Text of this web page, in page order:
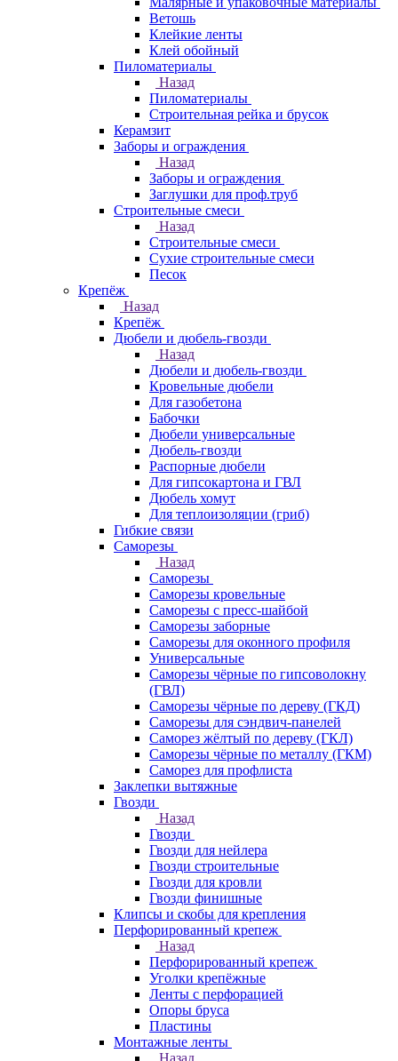
Ветошь
Клейкие ленты
Клей обойный
Пиломатериалы
Назад
Пиломатериалы
Строительная рейка и брусок
Керамзит
Заборы и ограждения
Назад
Заборы и ограждения
Заглушки для проф.труб
Строительные смеси
Назад
Строительные смеси
Сухие строительные смеси
Песок
Крепёж
Назад
Крепёж
Дюбели и дюбель-гвозди
Назад
Дюбели и дюбель-гвозди
Кровельные дюбели
Для газобетона
Бабочки
Дюбели универсальные
Дюбель-гвозди
Распорные дюбели
Для гипсокартона и ГВЛ
Дюбель хомут
Для теплоизоляции (гриб)
Гибкие связи
Саморезы
Назад
Саморезы
Саморезы кровельные
Саморезы с пресс-шайбой
Саморезы заборные
Саморезы для оконного профиля
Универсальные
Саморезы чёрные по гипсоволокну
(ГВЛ)
Саморезы чёрные по дереву (ГКД)
Саморезы для сэндвич-панелей
Саморез жёлтый по дереву (ГКЛ)
Саморезы чёрные по металлу (ГКМ)
Саморез для профлиста
Заклепки вытяжные
Гвозди
Назад
Гвозди
Гвозди для нейлера
Гвозди строительные
Гвозди для кровли
Гвозди финишные
Клипсы и скобы для крепления
Перфорированный крепеж
Назад
Перфорированный крепеж
Уголки крепёжные
Ленты с перфорацией
Опоры бруса
Пластины
Монтажные ленты
Назад